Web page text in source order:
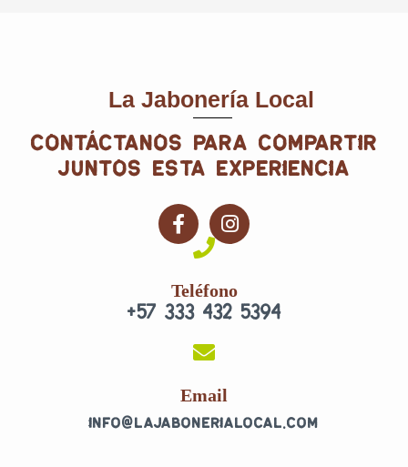
La Jabonería Local
contáctanos para compartir
juntos esta experiencia
F
a
b
o
f
I
n
a
g
Teléfono
+57 333 432 5394
Email
info@lajabonerialocal.com